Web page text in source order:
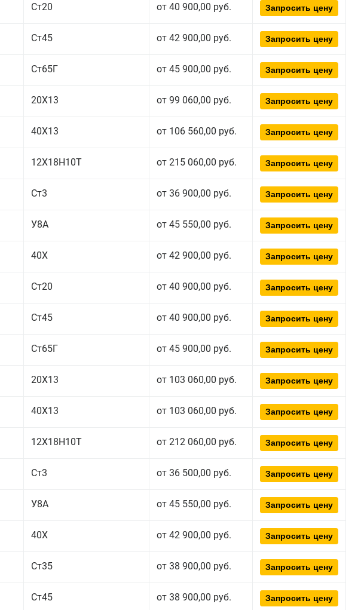
Ст20 от 40 900,00 руб. Запросить цену
Ст45 от 42 900,00 руб. Запросить цену
Ст65Г от 45 900,00 руб. Запросить цену
20Х13 от 99 060,00 руб. Запросить цену
40Х13 от 106 560,00 руб. Запросить цену
12Х18Н10Т от 215 060,00 руб. Запросить цену
Ст3 от 36 900,00 руб. Запросить цену
У8А от 45 550,00 руб. Запросить цену
40Х от 42 900,00 руб. Запросить цену
Ст20 от 40 900,00 руб. Запросить цену
Ст45 от 40 900,00 руб. Запросить цену
Ст65Г от 45 900,00 руб. Запросить цену
20Х13 от 103 060,00 руб. Запросить цену
40Х13 от 103 060,00 руб. Запросить цену
12Х18Н10Т от 212 060,00 руб. Запросить цену
Ст3 от 36 500,00 руб. Запросить цену
У8А от 45 550,00 руб. Запросить цену
40Х от 42 900,00 руб. Запросить цену
Ст35 от 38 900,00 руб. Запросить цену
Ст45 от 38 900,00 руб. Запросить цену